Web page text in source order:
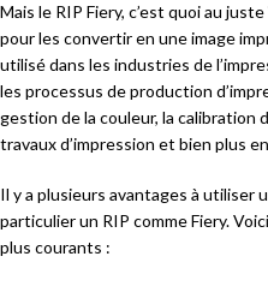
Mais le RIP Fiery, c’est quoi au
pour les convertir en une image
utilisé dans les industries de
les processus de production
gestion de la couleur, la calibration
travaux d’impression et bien plus
Il y a plusieurs avantages à utiliser
particulier un RIP comme Fiery.
plus courants :